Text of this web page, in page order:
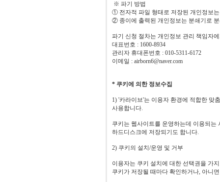
※ 파기 방법
① 전자적 파일 형태로 저장된 개인정보
② 종이에 출력된 개인정보는 분쇄기로
파기 신청 절차는 개인정보 관리 책임자
대표번호 : 1600-8934
관리자 휴대폰번호 : 010-5311-6172
이메일 : airborn6@naver.com
* 쿠키에 의한 정보수집
1) '카라이브'는 이용자 환경에 적합한 맞
사용합니다.
쿠키는 웹사이트를 운영하는데 이용되는
하드디스크에 저장되기도 합니다.
2) 쿠키의 설치/운영 및 거부
이용자는 쿠키 설치에 대한 선택권을 가
쿠키가 저장될 때마다 확인하거나, 아니